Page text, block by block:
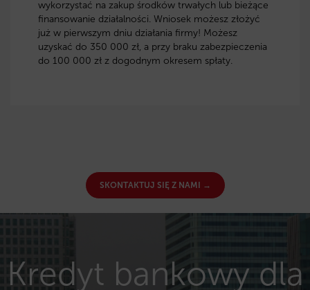
wykorzystać na zakup środków trwałych lub bieżące
finansowanie działalności. Wniosek możesz złożyć
już w pierwszym dniu działania firmy! Możesz
uzyskać do 350 000 zł, a przy braku zabezpieczenia
do 100 000 zł z dogodnym okresem spłaty.
SKONTAKTUJ SIĘ Z NAMI →
Kredyt bankowy dla